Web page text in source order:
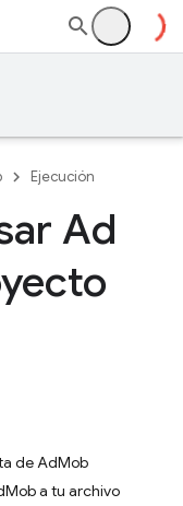
Ejecución
Ad
de AdMob
a tu archivo